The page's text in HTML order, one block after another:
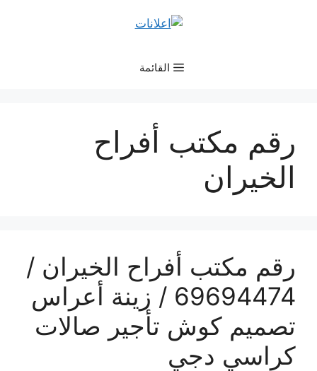
القائمة
رقم مكتب أفراح
الخيران
رقم مكتب أفراح الخيران /
69694474 / زينة أعراس
تصميم كوش تأجير صالات
كراسي دجي